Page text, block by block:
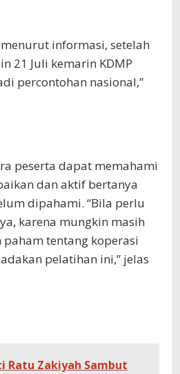
informasi, setelah
21 Juli kemarin KDMP
percontohan nasional,”
peserta dapat memahami
dan aktif bertanya
dipahami. “Bila perlu
karena mungkin masih
tentang koperasi
pelatihan ini,” jelas
Ratu Zakiyah Sambut